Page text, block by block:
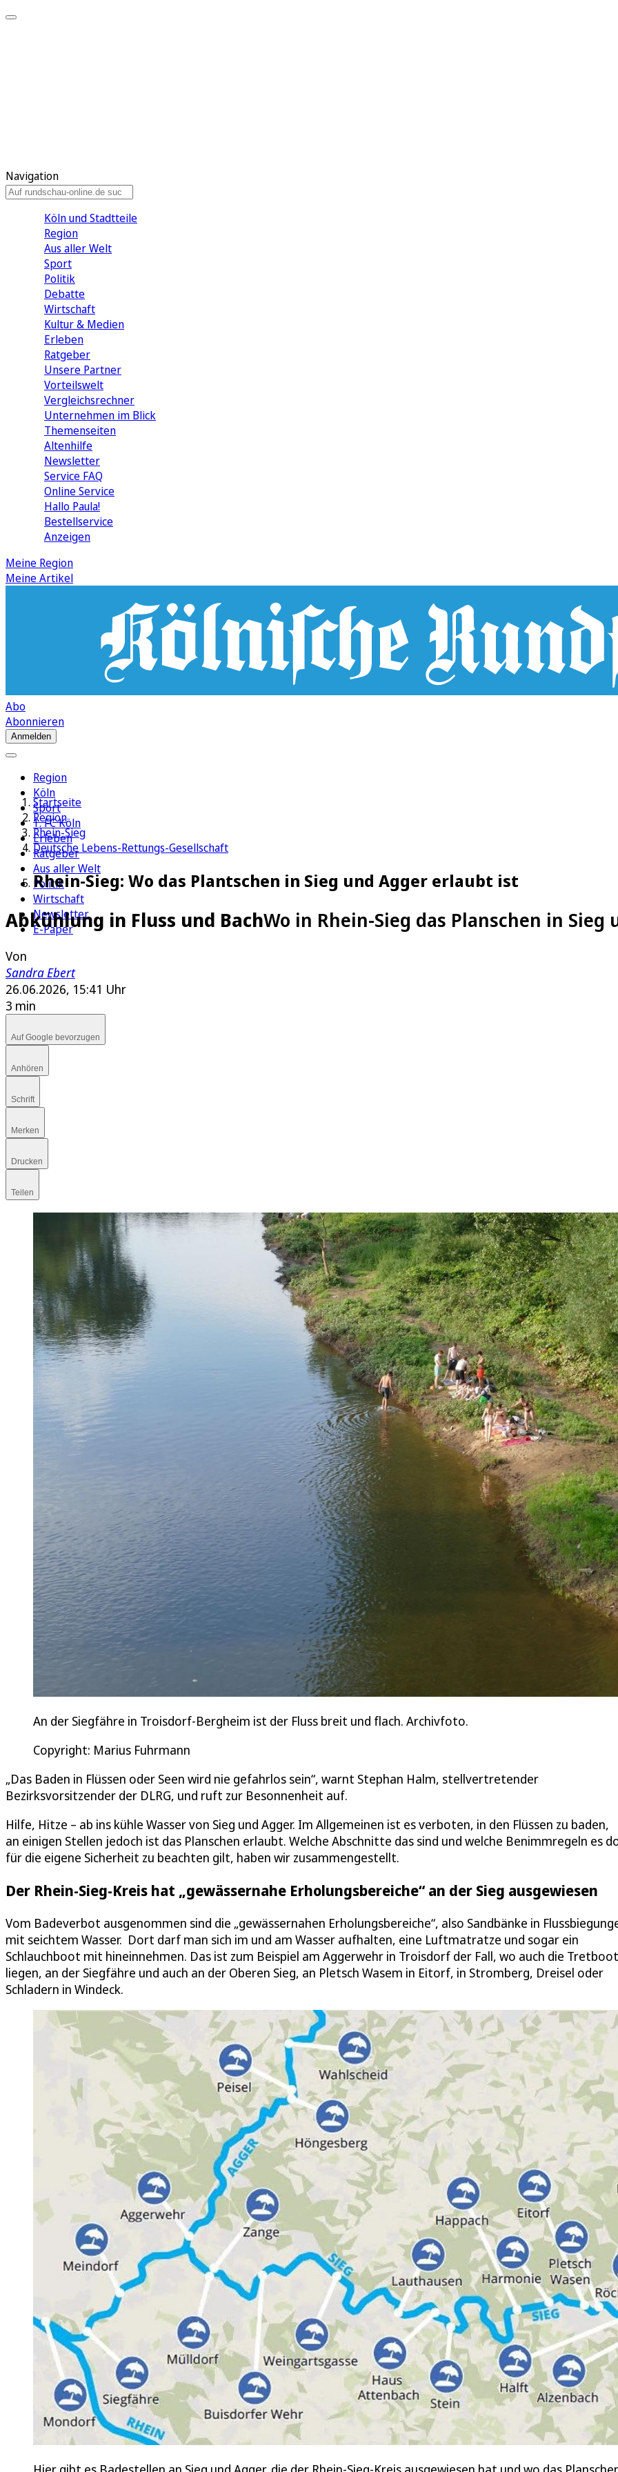
Navigation
Köln und Stadtteile
Region
Aus aller Welt
Sport
Politik
Debatte
Wirtschaft
Kultur & Medien
Erleben
Ratgeber
Unsere Partner
Vorteilswelt
Vergleichsrechner
Unternehmen im Blick
Themenseiten
Altenhilfe
Newsletter
Service FAQ
Online Service
Hallo Paula!
Bestellservice
Anzeigen
Meine Region
Meine Artikel
Abo
Abonnieren
Anmelden
Region
Köln
Sport
1. FC Köln
Erleben
Ratgeber
Aus aller Welt
Politik
Wirtschaft
Newsletter
E-Paper
Startseite
Region
Rhein-Sieg
Deutsche Lebens-Rettungs-Gesellschaft
Rhein-Sieg: Wo das Plantschen in Sieg und Agger erlaubt ist
Abkühlung in Fluss und BachWo in Rhein-Sieg das Planschen in
Von
Sandra Ebert
26.06.2026, 15:41 Uhr
3 min
Auf Google bevorzugen
Anhören
Schrift
Merken
Drucken
Teilen
An der Siegfähre in Troisdorf-Bergheim ist der Fluss breit und flach. Archivfoto.
Copyright: Marius Fuhrmann
„Das Baden in Flüssen oder Seen wird nie gefahrlos sein“, warnt Stephan Halm, stellvertretender
Bezirksvorsitzender der DLRG, und ruft zur Besonnenheit auf.
Hilfe, Hitze – ab ins kühle Wasser von Sieg und Agger. Im Allgemeinen ist es verboten, in den Flüssen zu baden,
an einigen Stellen jedoch ist das Planschen erlaubt. Welche Abschnitte das sind und welche Benimmregeln es
für die eigene Sicherheit zu beachten gilt, haben wir zusammengestellt.
Der Rhein-Sieg-Kreis hat „gewässernahe Erholungsbereiche“ an der Sieg ausgewiesen
Vom Badeverbot ausgenommen sind die „gewässernahen Erholungsbereiche“, also Sandbänke in
mit seichtem Wasser. Dort darf man sich im und am Wasser aufhalten, eine Luftmatratze und sogar ein
Schlauchboot mit hineinnehmen. Das ist zum Beispiel am Aggerwehr in Troisdorf der Fall, wo auch die
liegen, an der Siegfähre und auch an der Oberen Sieg, an Pletsch Wasem in Eitorf, in Stromberg, Dreisel oder
Schladern in Windeck.